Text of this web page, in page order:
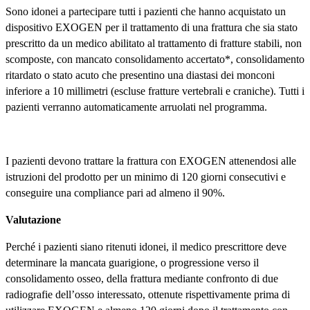
Sono idonei a partecipare tutti i pazienti che hanno acquistato un
dispositivo EXOGEN per il trattamento di una frattura che sia stato
prescritto da un medico abilitato al trattamento di fratture stabili, non
scomposte, con mancato consolidamento accertato*, consolidamento
ritardato o stato acuto che presentino una diastasi dei monconi
inferiore a 10 millimetri (escluse fratture vertebrali e craniche). Tutti i
pazienti verranno automaticamente arruolati nel programma.
I pazienti devono trattare la frattura con EXOGEN attenendosi alle
istruzioni del prodotto per un minimo di 120 giorni consecutivi e
conseguire una compliance pari ad almeno il 90%.
Valutazione
Perché i pazienti siano ritenuti idonei, il medico prescrittore deve
determinare la mancata guarigione, o progressione verso il
consolidamento osseo, della frattura mediante confronto di due
radiografie dell’osso interessato, ottenute rispettivamente prima di